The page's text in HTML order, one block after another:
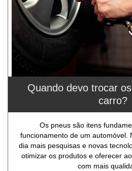
Quando devo trocar
carro?
Os pneus são itens
funcionamento de um automóvel.
dia mais pesquisas e novas
otimizar os produtos e oferecer
com mais